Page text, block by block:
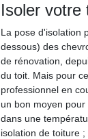
Isoler votre
La pose d'isolation
dessous) des
de rénovation,
du toit. Mais pour
professionnel en
un bon moyen
dans une
isolation de toiture